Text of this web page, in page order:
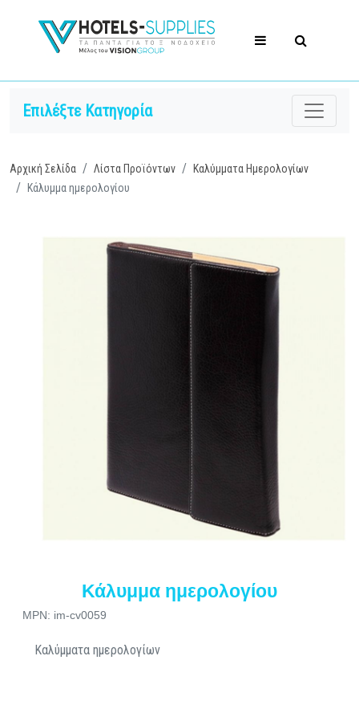
Επιλέξτε Κατηγορία
Αρχική Σελίδα Λίστα Προϊόντων
Καλύμματα Ημερολογίων
Κάλυμμα ημερολογίου
Κάλυμμα ημερολογίου
MPN: im-cv0059
Καλύμματα ημερολογίων